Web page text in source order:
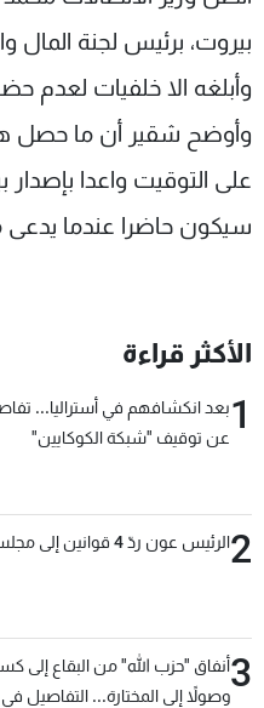
بيروت، برئيس لجنة المال
وأبلغه الا خلفيات لعدم
وأوضح شقير أن ما حصل
على التوقيت واعدا
سيكون حاضرا عندما يدعى
الأكثر قراءة
1بعد انكشافهم في أستراليا...
عن توقيف "شبكة الكوكايين"
2الرئيس عون ردّ 4 قوانين إلى مجلس النواب
3أنفاق "حزب الله" من البقاع إلى
وصولاً إلى المختارة... التفاصيل في
شاهد البرامج
الترددات
عن MTV
لاعلاناتكم